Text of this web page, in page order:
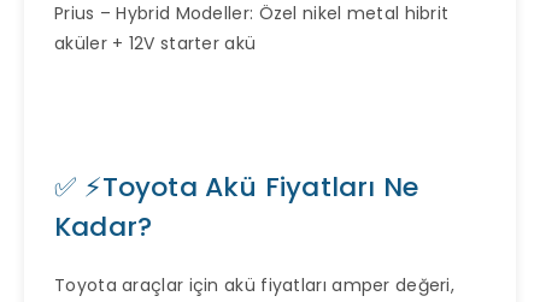
Prius – Hybrid Modeller: Özel nikel metal hibrit
aküler + 12V starter akü
✅ ⚡Toyota Akü Fiyatları Ne
Kadar?
Toyota araçlar için akü fiyatları amper değeri,